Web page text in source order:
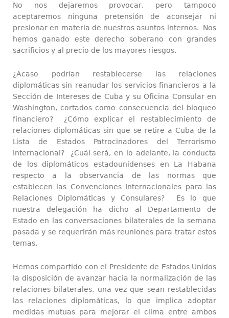
No nos dejaremos provocar, pero tampoco
aceptaremos ninguna pretensión de aconsejar ni
presionar en materia de nuestros asuntos internos. Nos
hemos ganado este derecho soberano con grandes
sacrificios y al precio de los mayores riesgos.
¿Acaso podrían restablecerse las relaciones
diplomáticas sin reanudar los servicios financieros a la
Sección de Intereses de Cuba y su Oficina Consular en
Washington, cortados como consecuencia del bloqueo
financiero? ¿Cómo explicar el restablecimiento de
relaciones diplomáticas sin que se retire a Cuba de la
Lista de Estados Patrocinadores del Terrorismo
Internacional? ¿Cuál será, en lo adelante, la conducta
de los diplomáticos estadounidenses en La Habana
respecto a la observancia de las normas que
establecen las Convenciones Internacionales para las
Relaciones Diplomáticas y Consulares? Es lo que
nuestra delegación ha dicho al Departamento de
Estado en las conversaciones bilaterales de la semana
pasada y se requerirán más reuniones para tratar estos
temas.
Hemos compartido con el Presidente de Estados Unidos
la disposición de avanzar hacia la normalización de las
relaciones bilaterales, una vez que sean restablecidas
las relaciones diplomáticas, lo que implica adoptar
medidas mutuas para mejorar el clima entre ambos